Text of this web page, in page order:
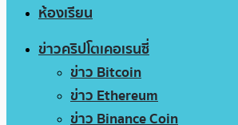
ห้องเรียน
ข่าวคริปโตเคอเรนซี่
ข่าว Bitcoin
ข่าว Ethereum
ข่าว Binance Coin